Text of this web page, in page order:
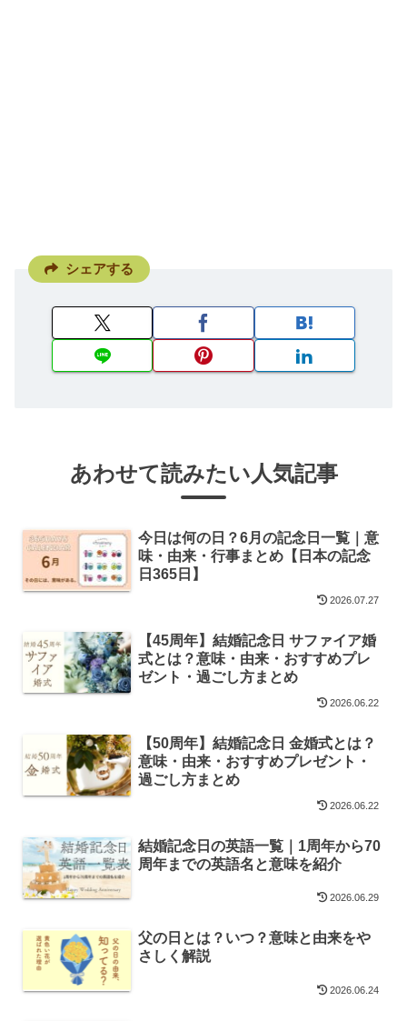
シェアする
あわせて読みたい人気記事
今日は何の日？6月の記念日一覧｜意
味・由来・行事まとめ【日本の記念
日365日】
2026.07.27
【45周年】結婚記念日 サファイア婚
式とは？意味・由来・おすすめプレ
ゼント・過ごし方まとめ
2026.06.22
【50周年】結婚記念日 金婚式とは？
意味・由来・おすすめプレゼント・
過ごし方まとめ
2026.06.22
結婚記念日の英語一覧｜1周年から70
周年までの英語名と意味を紹介
2026.06.29
父の日とは？いつ？意味と由来をや
さしく解説
2026.06.24